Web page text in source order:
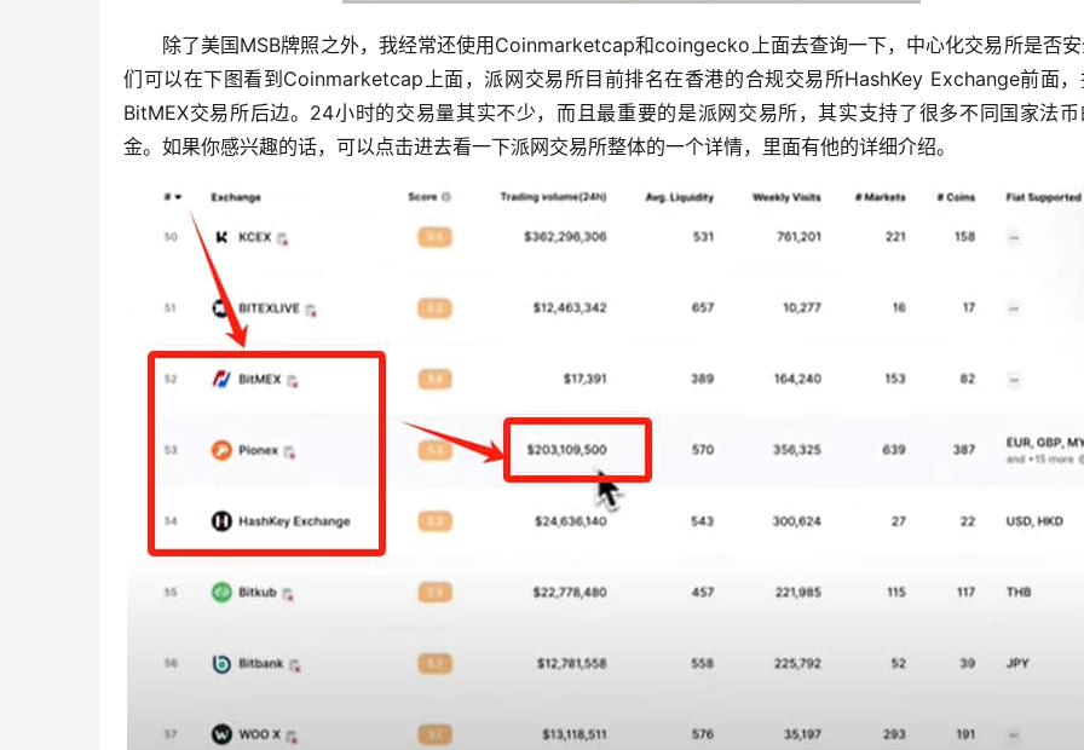
除了美国MSB牌照之外，我经常还使用Coinmarketcap和coingecko上面去查询一下，中心化交易所是否
们可以在下图看到Coinmarketcap上面，派网交易所目前排名在香港的合规交易所HashKey Exchange前面
BitMEX交易所后边。24小时的交易量其实不少，而且最重要的是派网交易所，其实支持了很多不同国家法
金。如果你感兴趣的话，可以点击进去看一下派网交易所整体的一个详情，里面有他的详细介绍。